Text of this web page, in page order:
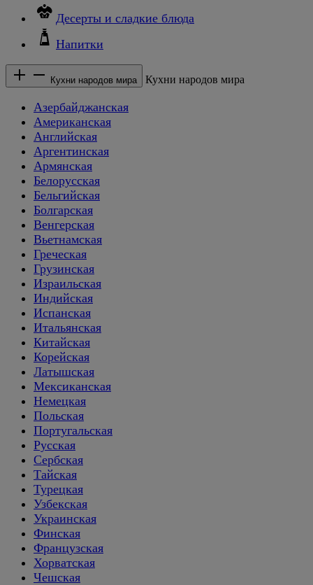
Десерты и сладкие блюда
Напитки
Кухни народов мира Кухни народов мира
Азербайджанская
Американская
Английская
Аргентинская
Армянская
Белорусская
Бельгийская
Болгарская
Венгерская
Вьетнамская
Греческая
Грузинская
Израильская
Индийская
Испанская
Итальянская
Китайская
Корейская
Латышская
Мексиканская
Немецкая
Польская
Португальская
Русская
Сербская
Тайская
Турецкая
Узбекская
Украинская
Финская
Французская
Хорватская
Чешская